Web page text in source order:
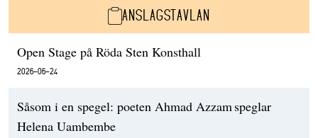
ANSLAGSTAVLAN
Open Stage på Röda Sten Konsthall
2026-06-24
Såsom i en spegel: poeten Ahmad Azzam speglar
Helena Uambembe